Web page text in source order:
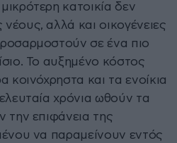
κατοικία δεν
αλλά και οικογένειες
σε ένα πιο
Το αυξημένο κόστος
κοινόχρηστα και τα ενοίκια
χρόνια ωθούν τα
την επιφάνεια της
να παραμείνουν εντός